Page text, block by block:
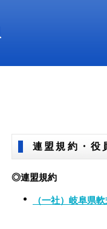
連盟規約・役
◎連盟規約
（一社）岐阜県